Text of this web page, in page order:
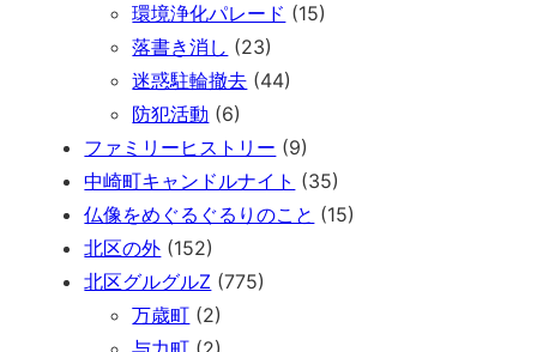
環境浄化パレード (15)
落書き消し (23)
迷惑駐輪撤去 (44)
防犯活動 (6)
ファミリーヒストリー (9)
中崎町キャンドルナイト (35)
仏像をめぐるぐるりのこと (15)
北区の外 (152)
北区グルグルZ (775)
万歳町 (2)